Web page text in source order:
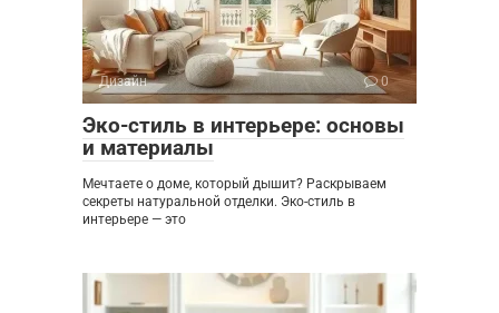
Дизайн 0
Эко-стиль в интерьере: основы
и материалы
Мечтаете о доме, который дышит? Раскрываем
секреты натуральной отделки. Эко-стиль в
интерьере — это